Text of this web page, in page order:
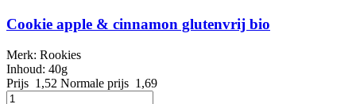
Cookie apple & cinnamon glutenvrij bio
Merk: Rookies
Inhoud: 40g
Prijs 1,52 Normale prijs 1,69